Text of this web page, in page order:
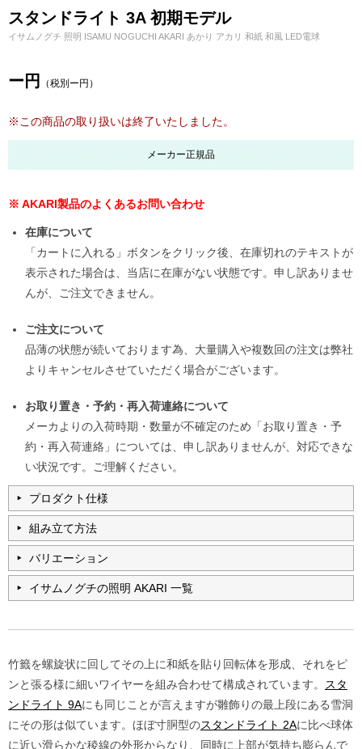
スタンドライト 3A 初期モデル
イサムノグチ 照明 ISAMU NOGUCHI AKARI あかり アカリ 和紙 和風 LED電球
ー円 （税別ー円）
※この商品の取り扱いは終了いたしました。
メーカー正規品
※ AKARI製品のよくあるお問い合わせ
在庫について
「カートに入れる」ボタンをクリック後、在庫切れのテキストが
表示された場合は、当店に在庫がない状態です。申し訳ありませ
んが、ご注文できません。
ご注文について
品薄の状態が続いております為、大量購入や複数回の注文は弊社
よりキャンセルさせていただく場合がございます。
お取り置き・予約・再入荷連絡について
メーカよりの入荷時期・数量が不確定のため「お取り置き・予
約・再入荷連絡」については、申し訳ありませんが、対応できな
い状況です。ご理解ください。
プロダクト仕様
組み立て方法
バリエーション
イサムノグチの照明 AKARI 一覧
竹籤を螺旋状に回してその上に和紙を貼り回転体を形成、それをピ
ンと張る様に細いワイヤーを組み合わせて構成されています。
スタ
ンドライト 9Aにも同じことが言えますが雛飾りの最上段にある雪洞
にその形は似ています。ほぼ寸胴型のスタンドライト 2Aに比べ球体
に近い滑らかな稜線の外形からなり、同時に上部が気持ち膨らんで